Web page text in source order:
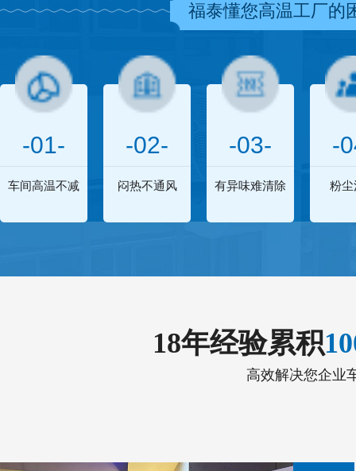
福泰懂您高温工厂的
-01-
车间高温不减
-02-
闷热不通风
-03-
有异味难清除
-
粉尘
18年经验累积
高效解决您企业